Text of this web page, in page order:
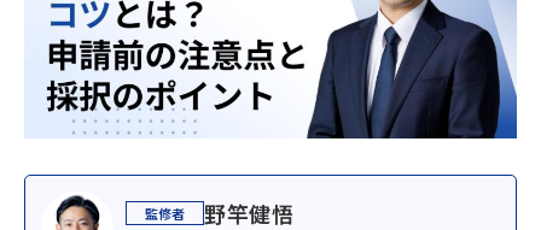
野竿健悟